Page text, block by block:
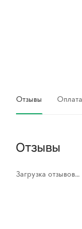
Отзывы Оплата
Отзывы
Загрузка отзывов...